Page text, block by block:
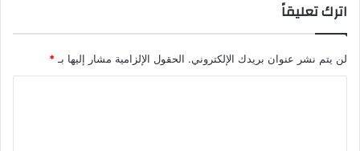
اترك تعليقاً
لن يتم نشر عنوان بريدك الإلكتروني. الحقول الإلزامية مشار إليها بـ *